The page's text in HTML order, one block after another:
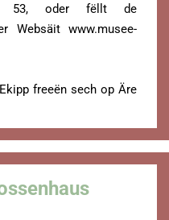
53, oder fëllt de
Websäit www.musee-
freeën sech op Äre